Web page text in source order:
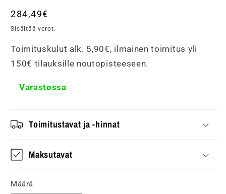
Normaalihinta
284,49€
Sisältää verot.
Toimituskulut alk. 5,90€, ilmainen toimitus yli
150€ tilauksille noutopisteeseen.
Varastossa
Toimitustavat ja -hinnat
Maksutavat
Määrä